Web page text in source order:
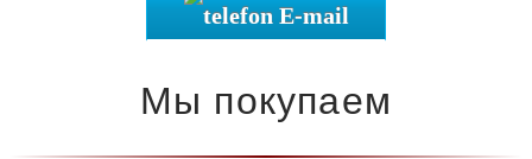
E-mail
Мы покупаем